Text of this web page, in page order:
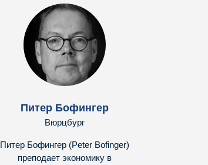
Питер Бофингер
Вюрцбург
Питер Бофингер (Peter Bofinger)
преподает экономику в